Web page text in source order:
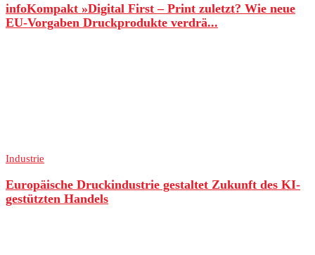
infoKompakt »Digital First – Print zuletzt? Wie neue
EU-Vorgaben Druckprodukte verdrä...
Industrie
Europäische Druckindustrie gestaltet Zukunft des KI-
gestützten Handels